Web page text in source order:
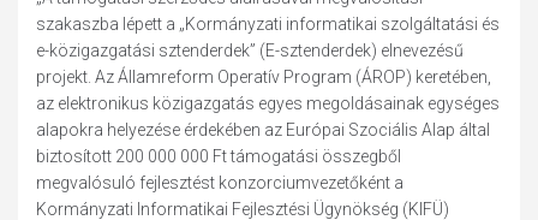
szakaszba lépett a „Kormányzati informatikai szolgáltatási és
e-közigazgatási sztenderdek” (E-sztenderdek) elnevezésű
projekt. Az Államreform Operatív Program (ÁROP) keretében,
az elektronikus közigazgatás egyes megoldásainak egységes
alapokra helyezése érdekében az Európai Szociális Alap által
biztosított 200 000 000 Ft támogatási összegből
megvalósuló fejlesztést konzorciumvezetőként a
Kormányzati Informatikai Fejlesztési Ügynökség (KIFÜ)